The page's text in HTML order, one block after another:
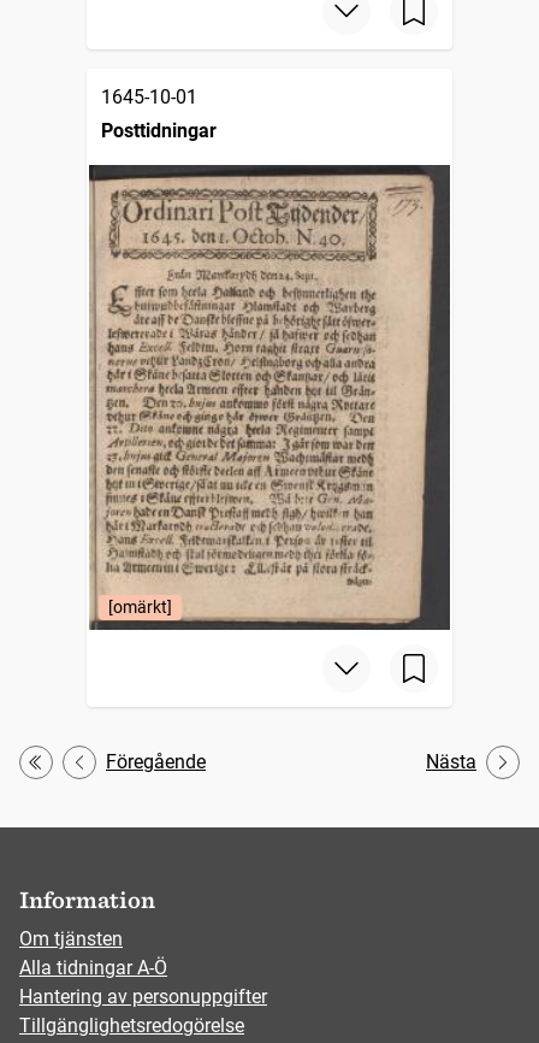
1645-10-01
Posttidningar
[omärkt]
Första
Föregående Nästa
Information
Om tjänsten
Alla tidningar A-Ö
Hantering av personuppgifter
Tillgänglighetsredogörelse